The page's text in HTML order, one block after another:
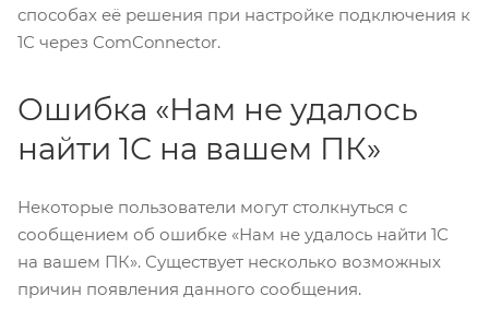
способах её решения при настройке подключения к
1С через ComConnector.
Ошибка «Нам не удалось
найти 1С на вашем ПК»
Некоторые пользователи могут столкнуться с
сообщением об ошибке «Нам не удалось найти 1С
на вашем ПК». Существует несколько возможных
причин появления данного сообщения.